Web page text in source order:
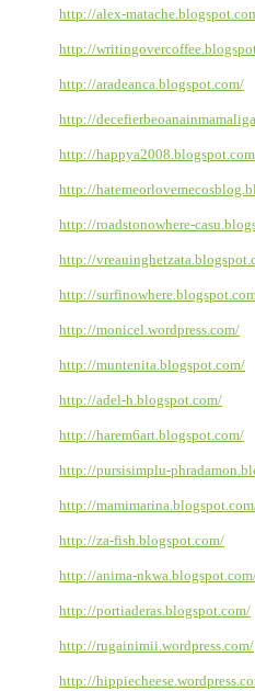
http://alex-
http://
http://aradeanca.blogspot.com/
http://
http://
http://
http://roadstonowhere-
http://
http://
http://monicel.wordpress.com/
http://muntenita.blogspot.com/
http://adel-h.blogspot.com/
http://harem6art.blogspot.com/
http://pursisimplu-
http://
http://za-fish.blogspot.com/
http://anima-
http://portiaderas.blogspot.com/
http://rugainimii.wordpress.com/
http://